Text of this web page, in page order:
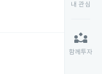
내 관심
partner_exchange
함께투자